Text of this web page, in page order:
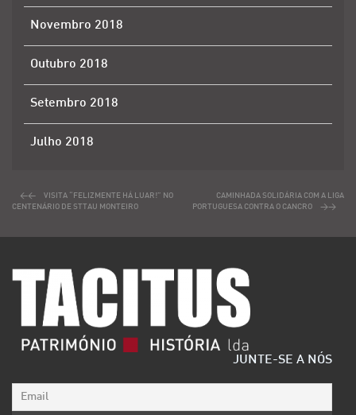
Novembro 2018
Outubro 2018
Setembro 2018
Julho 2018
VISITA “FELIZMENTE HÁ LUAR!” NO
CENTENÁRIO DE STTAU MONTEIRO
CAMINHADA SOLIDÁRIA COM A LIGA
PORTUGUESA CONTRA O CANCRO
JUNTE-SE A NÓS